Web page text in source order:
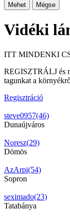
Mehet Mégse
Vidéki
ITT MINDENKI
REGISZTRÁLJ és
tagunkat a
Regisztráció
steve0957(46)
Dunaújváros
Noresz(29)
Dömös
AzArpi(54)
Sopron
seximado(23)
Tatabánya